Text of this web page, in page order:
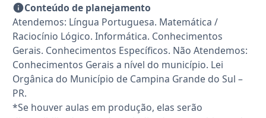
Conteúdo de planejamento
Atendemos: Língua Portuguesa. Matemática /
Raciocínio Lógico. Informática. Conhecimentos
Gerais. Conhecimentos Específicos. Não Atendemos:
Conhecimentos Gerais a nível do município. Lei
Orgânica do Município de Campina Grande do Sul –
PR.
*Se houver aulas em produção, elas serão